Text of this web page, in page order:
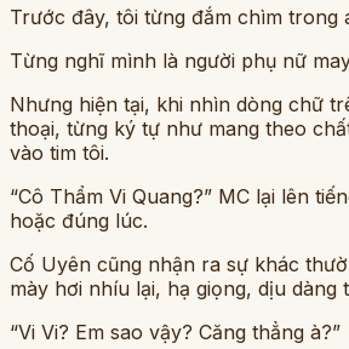
Trước đây, tôi từng đắm chìm trong
Từng nghĩ mình là người phụ nữ
Nhưng hiện tại, khi nhìn dòng chữ
thoại, từng ký tự như mang theo
vào tim tôi.
“Cô Thẩm Vi Quang?” MC lại lên
hoặc đúng lúc.
Cố Uyên cũng nhận ra sự khác
mày hơi nhíu lại, hạ giọng, dịu dàng
“Vi Vi? Em sao vậy? Căng thẳng à?”